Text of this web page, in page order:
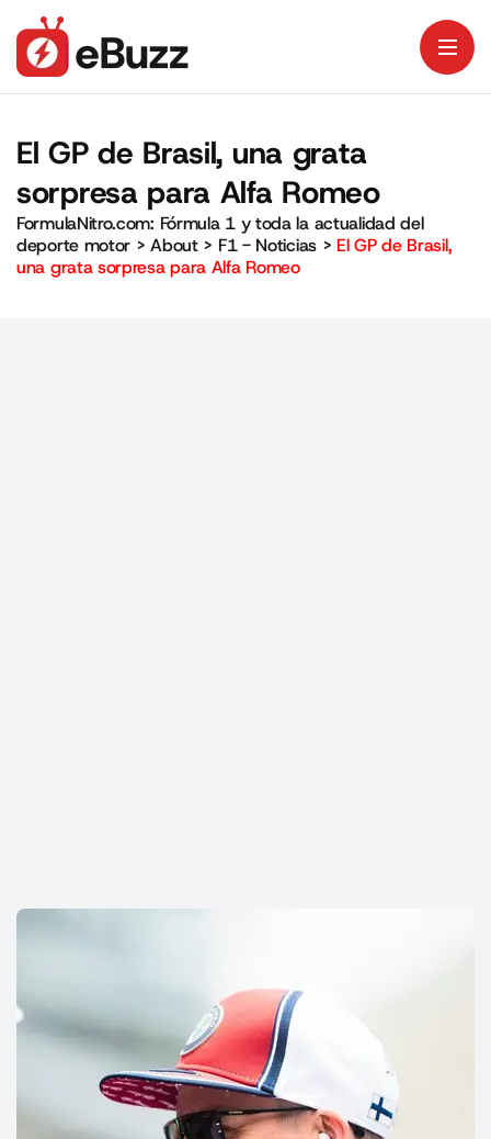
El GP de Brasil, una grata
sorpresa para Alfa Romeo
FormulaNitro.com: Fórmula 1 y toda la actualidad del
deporte motor >About> F1 - Noticias>El GP de Brasil,
una grata sorpresa para Alfa Romeo